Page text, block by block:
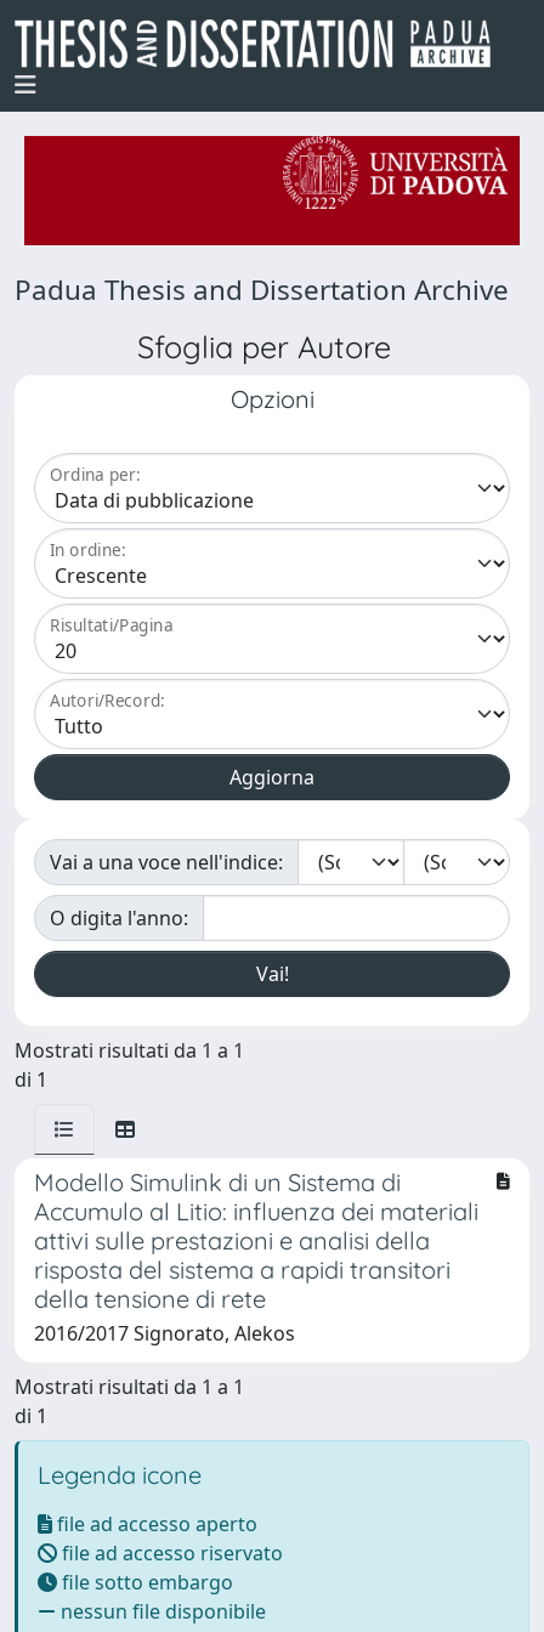
Padua Thesis and Dissertation Archive
Sfoglia per Autore
Opzioni
Ordina per:
In ordine:
Risultati/Pagina
Autori/Record:
Vai a una voce nell'indice:
O digita l'anno:
Mostrati risultati da 1 a 1
di 1
Modello Simulink di un Sistema di
Accumulo al Litio: influenza dei materiali
attivi sulle prestazioni e analisi della
risposta del sistema a rapidi transitori
della tensione di rete
2016/2017 Signorato, Alekos
Mostrati risultati da 1 a 1
di 1
Legenda icone
file ad accesso aperto
file ad accesso riservato
file sotto embargo
nessun file disponibile